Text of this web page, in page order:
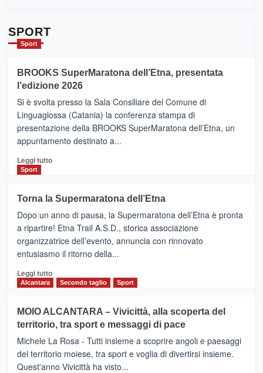
con
la
Al
via
i
collegamenti
SPORT
Sport
BROOKS SuperMaratona dell’Etna, presentata
l’edizione 2026
Si è svolta presso la Sala Consiliare del Comune di
Linguaglossa (Catania) la conferenza stampa di
presentazione della BROOKS SuperMaratona dell’Etna, un
appuntamento destinato a...
Leggi tuttoLeggi
BROOKS
SuperMaratona
dell’Etna,
presentata
l’edizione
2026
Sport
Torna la Supermaratona dell’Etna
Dopo un anno di pausa, la Supermaratona dell’Etna è pronta
a ripartire! Etna Trail A.S.D., storica associazione
organizzatrice dell’evento, annuncia con rinnovato
entusiasmo il ritorno della...
Leggi tuttoLeggi
Torna
la
Supermaratona
dell’Etna
Alcantara Secondo taglio Sport
MOIO ALCANTARA – Vivicittà, alla scoperta del
territorio, tra sport e messaggi di pace
Michele La Rosa - Tutti insieme a scoprire angoli e paesaggi
del territorio moiese, tra sport e voglia di divertirsi insieme.
Quest'anno Vivicittà ha visto...